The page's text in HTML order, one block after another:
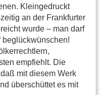
Kleingedruckt
an der Frankfurter
wurde – man darf
beglückwünschen!
empfiehlt. Die
mit diesem Werk
überschüttet es mit